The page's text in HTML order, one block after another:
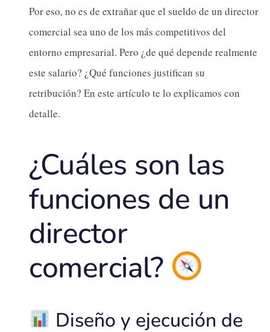
Por eso, no es de extrañar que el sueldo de un director
comercial sea uno de los más competitivos del
entorno empresarial. Pero ¿de qué depende realmente
este salario? ¿Qué funciones justifican su
retribución? En este artículo te lo explicamos con
detalle.
¿Cuáles son las
funciones de un
director
comercial?
Diseño y ejecución de